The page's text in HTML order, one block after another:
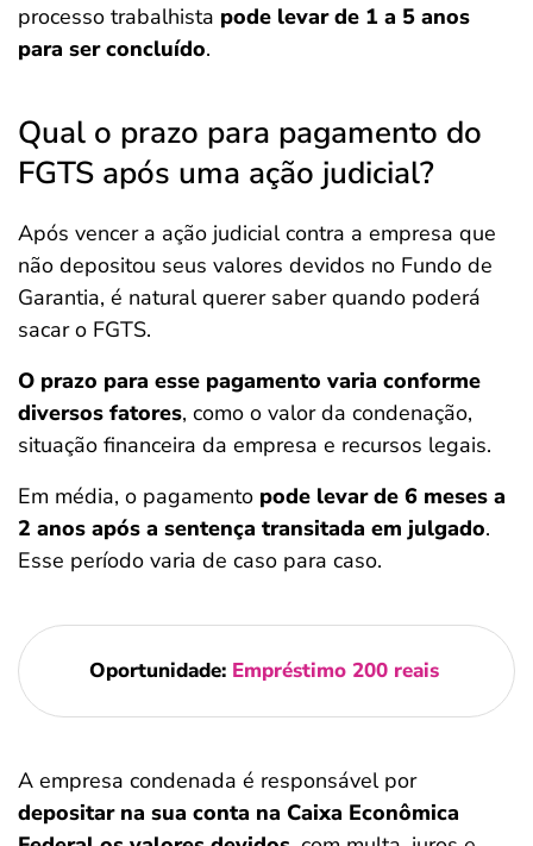
processo trabalhista pode levar de 1 a 5 anos
para ser concluído.
Qual o prazo para pagamento do
FGTS após uma ação judicial?
Após vencer a ação judicial contra a empresa que
não depositou seus valores devidos no Fundo de
Garantia, é natural querer saber quando poderá
sacar o FGTS.
O prazo para esse pagamento varia conforme
diversos fatores, como o valor da condenação,
situação financeira da empresa e recursos legais.
Em média, o pagamento pode levar de 6 meses a
2 anos após a sentença transitada em julgado.
Esse período varia de caso para caso.
Oportunidade: Empréstimo 200 reais
A empresa condenada é responsável por
depositar na sua conta na Caixa Econômica